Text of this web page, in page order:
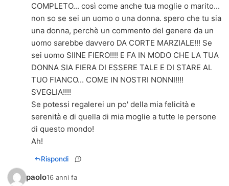
COMPLETO... così come anche tua moglie o marito...
non so se sei un uomo o una donna. spero che tu sia
una donna, perchè un commento del genere da un
uomo sarebbe davvero DA CORTE MARZIALE!!! Se
sei uomo SIINE FIERO!!!! E FA IN MODO CHE LA TUA
DONNA SIA FIERA DI ESSERE TALE E DI STARE AL
TUO FIANCO... COME IN NOSTRI NONNI!!!!
SVEGLIA!!!!
Se potessi regalerei un po' della mia felicità e
serenità e di quella di mia moglie a tutte le persone
di questo mondo!
Ah!
Rispondi
paolo16 anni fa